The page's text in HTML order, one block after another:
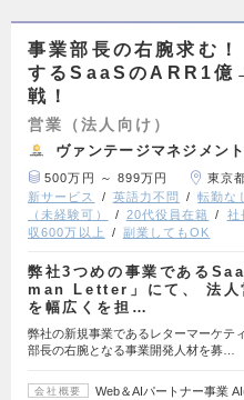
事業部長の右腕求む
するSaaSのARR1億
戦！
営業（法人向け）
ヴァンテージマネジメン
500万円 ～ 899万円 東京
新サービス
英語力不問 転勤な
（未経験可）
20代役員在籍 社
収600万以上
副業してもOK
弊社3つめの事業である
man Letter」にて、 法人
を幅広くを担…
弊社の新規事業であるレターマーケ
部長の右腕となる事業開発人材を募…
会社概要
Web＆AIパートナー事業